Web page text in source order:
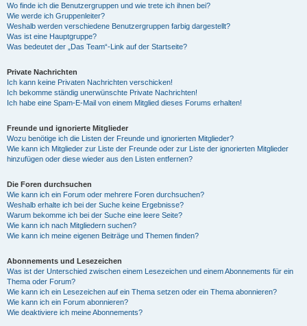
Wo finde ich die Benutzergruppen und wie trete ich ihnen bei?
Wie werde ich Gruppenleiter?
Weshalb werden verschiedene Benutzergruppen farbig dargestellt?
Was ist eine Hauptgruppe?
Was bedeutet der „Das Team“-Link auf der Startseite?
Private Nachrichten
Ich kann keine Privaten Nachrichten verschicken!
Ich bekomme ständig unerwünschte Private Nachrichten!
Ich habe eine Spam-E-Mail von einem Mitglied dieses Forums erhalten!
Freunde und ignorierte Mitglieder
Wozu benötige ich die Listen der Freunde und ignorierten Mitglieder?
Wie kann ich Mitglieder zur Liste der Freunde oder zur Liste der ignorierten Mitglieder
hinzufügen oder diese wieder aus den Listen entfernen?
Die Foren durchsuchen
Wie kann ich ein Forum oder mehrere Foren durchsuchen?
Weshalb erhalte ich bei der Suche keine Ergebnisse?
Warum bekomme ich bei der Suche eine leere Seite?
Wie kann ich nach Mitgliedern suchen?
Wie kann ich meine eigenen Beiträge und Themen finden?
Abonnements und Lesezeichen
Was ist der Unterschied zwischen einem Lesezeichen und einem Abonnements für ein
Thema oder Forum?
Wie kann ich ein Lesezeichen auf ein Thema setzen oder ein Thema abonnieren?
Wie kann ich ein Forum abonnieren?
Wie deaktiviere ich meine Abonnements?